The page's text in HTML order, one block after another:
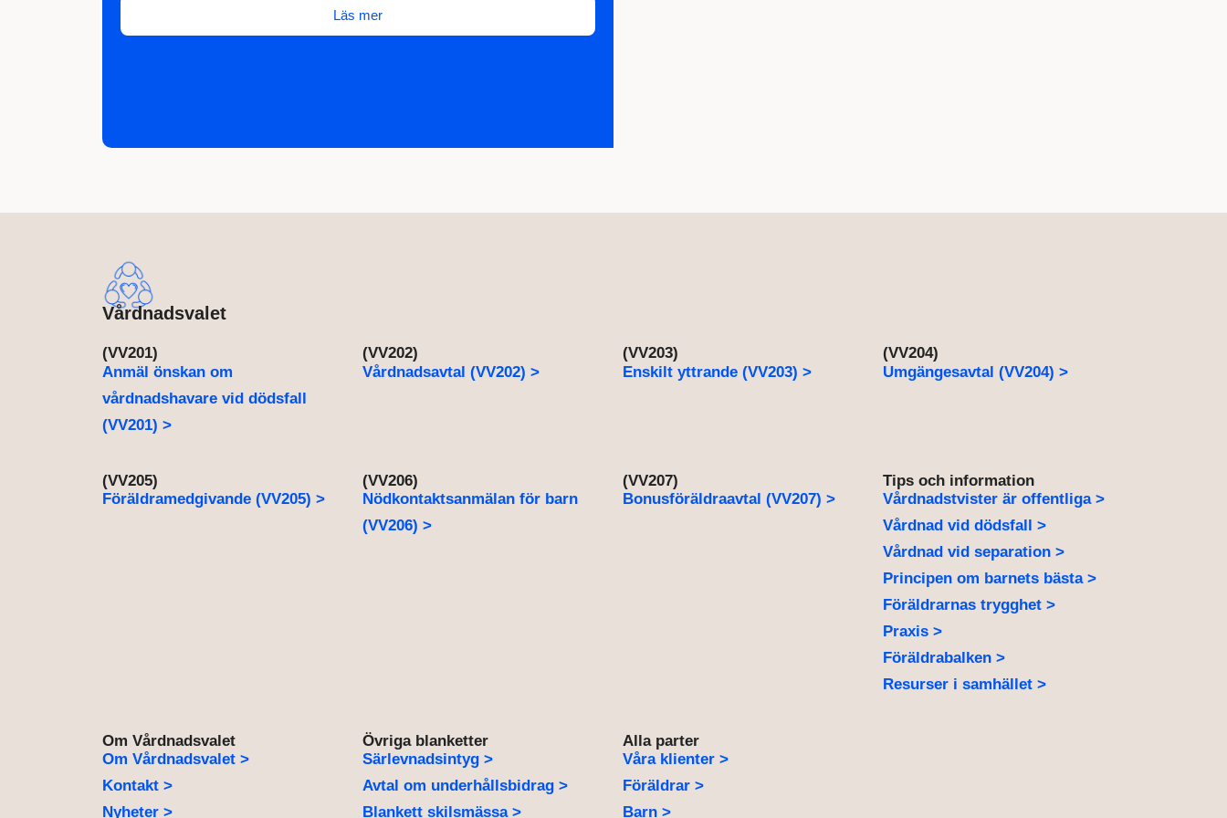
Läs mer
Vårdnadsvalet
(VV201)
Anmäl önskan om
vårdnadshavare vid dödsfall
(VV201) >
(VV202)
Vårdnadsavtal (VV202) >
(VV203)
Enskilt yttrande (VV203) >
(VV204)
Umgängesavtal (VV204) >
(VV205)
Föräldramedgivande (VV205) >
(VV206)
Nödkontaktsanmälan för barn
(VV206) >
(VV207)
Bonusföräldraavtal (VV207) >
Tips och information
Vårdnadstvister är offentliga >
Vårdnad vid dödsfall >
Vårdnad vid separation >
Principen om barnets bästa >
Föräldrarnas trygghet >
Praxis >
Föräldrabalken >
Resurser i samhället >
Om Vårdnadsvalet
Om Vårdnadsvalet >
Kontakt >
Nyheter >
Övriga blanketter
Särlevnadsintyg >
Avtal om underhållsbidrag >
Blankett skilsmässa >
Alla parter
Våra klienter >
Föräldrar >
Barn >